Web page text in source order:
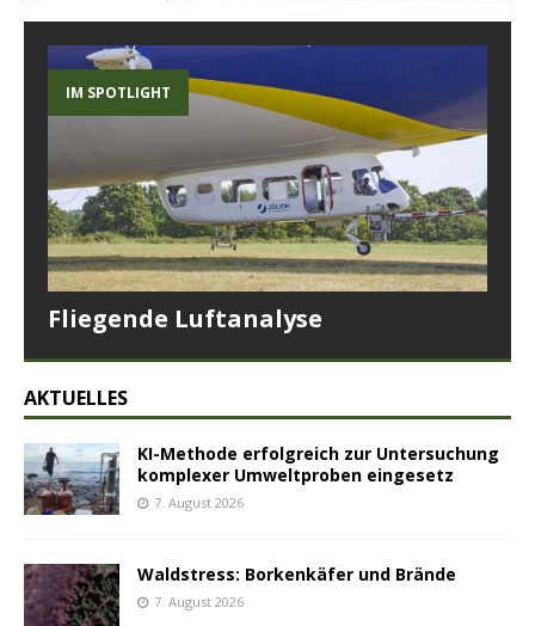
IM SPOTLIGHT
Fliegende Luftanalyse
AKTUELLES
KI-Methode erfolgreich zur Untersuchung
komplexer Umweltproben eingesetz
7. August 2026
Waldstress: Borkenkäfer und Brände
7. August 2026